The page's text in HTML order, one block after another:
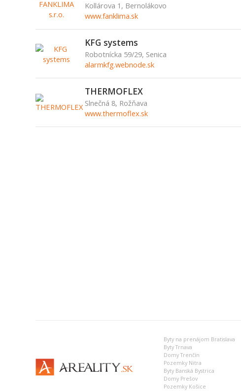
Kollárova 1, Bernolákovo
www.fanklima.sk
KFG systems
Robotnícka 59/29, Senica
alarmkfg.webnode.sk
THERMOFLEX
Slnečná 8, Rožňava
www.thermoflex.sk
Byty na prenájom Bratislava
Byty Trnava
Domy Trenčín
Pozemky Nitra
Byty Banská Bystrica
Domy Prešov
Pozemky Košice